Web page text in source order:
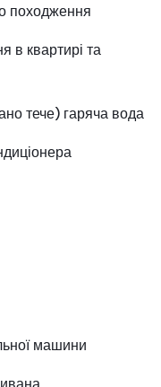
походження
в квартирі та
тече) гаряча вода
машини